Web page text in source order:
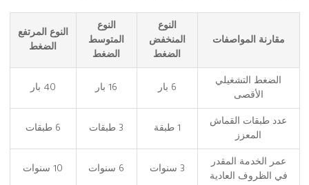
مقارنة المواصفات
النوع
المنخفض
الضغط
النوع
المتوسط
الضغط
النوع المرتفع
الضغط
الضغط التشغيلي
الأقصى
6 بار 16 بار 40 بار
عدد طبقات القماش
المعزز
1 طبقة 3 طبقات 6 طبقات
عمر الخدمة المقدر
في الظروف العادية
3 سنوات 6 سنوات 10 سنوات